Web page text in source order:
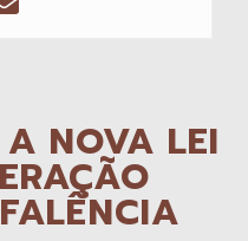
NOVA LEI